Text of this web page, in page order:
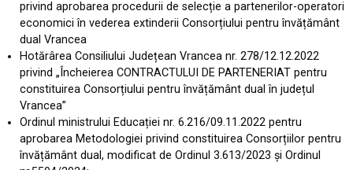
privind aprobarea procedurii de selecție a partenerilor-operatori
economici în vederea extinderii Consorțiului pentru învățământ
dual Vrancea
Hotărârea Consiliului Județean Vrancea nr. 278/12.12.2022
privind „Încheierea CONTRACTULUI DE PARTENERIAT pentru
constituirea Consorțiului pentru învățământ dual în județul
Vrancea”
Ordinul ministrului Educației nr. 6.216/09.11.2022 pentru
aprobarea Metodologiei privind constituirea Consorțiilor pentru
învățământ dual, modificat de Ordinul 3.613/2023 și Ordinul